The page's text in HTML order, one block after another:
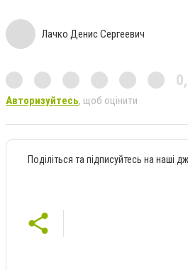
Лачко Денис Сергеевич
Авторизуйтесь, щоб оцінити
Поділіться та підписуйтесь на наші